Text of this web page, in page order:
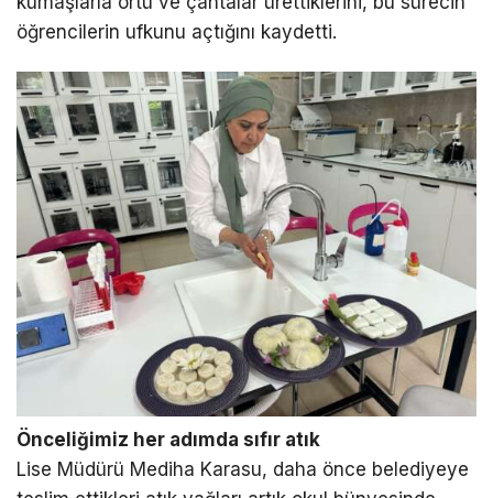
öğrencilerin ufkunu açtığını kaydetti.
Önceliğimiz her adımda sıfır atık
Lise Müdürü Mediha Karasu, daha önce belediyeye